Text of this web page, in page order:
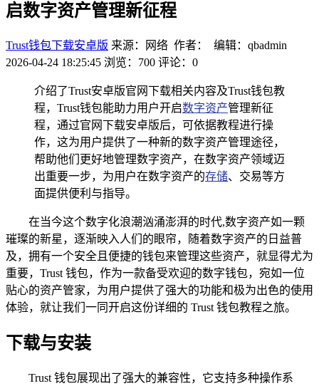
启数字资产管理新征程
Trust钱包下载安卓版 来源：网络 作者： 编辑：qbadmin
2026-04-24 18:25:45 浏览：700 评论：0
介绍了Trust安卓版官网下载相关内容及Trust钱包教
程，Trust钱包能助力用户开启数字资产管理新征
程，通过官网下载安卓版后，可依据教程进行操
作，这为用户提供了一种新的数字资产管理途径，
帮助他们更好地管理数字资产，在数字资产领域迈
出重要一步，为用户在数字资产的存储、交易等方
面提供便利与指导。
在当今这个数字化浪潮汹涌澎湃的时代,数字资产如一颗
璀璨的新星，逐渐映入人们的眼帘，随着数字资产的日益普
及，拥有一个安全且便捷的钱包来管理这些资产，就显得尤为
重要，Trust 钱包，作为一款备受欢迎的数字钱包，宛如一位
贴心的资产管家，为用户提供了强大的功能和极为出色的使用
体验，就让我们一同开启这份详细的 Trust 钱包教程之旅。
下载与安装
Trust 钱包展现出了强大的兼容性，它支持多种操作系